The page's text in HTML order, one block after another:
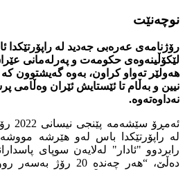
نوچه‌نێت
رۆژنامه‌ى عه‌ره‌بى جه‌دید له‌ راپۆرتێكدا
لێكۆڵینه‌وه‌ى حكومه‌ت و په‌رله‌مانى
هه‌ولێر ته‌واو كراون، به‌وه‌ گه‌یشتوون
نیین و به‌ڵام تا ئێستایش ئێران وه‌ڵامى
نه‌داوه‌ته‌وه‌.
ئه‌مڕۆ سێشه‌مه‌ پێنجى نیسانى 2022 رۆژنامه‌ى
له‌ راپۆرتێكدا باس له‌و هێرشه‌
رابردوو "ئادار" له‌لایه‌ن سوپاى
ده‌ڵێ، “هه‌ر چه‌نده‌ 20